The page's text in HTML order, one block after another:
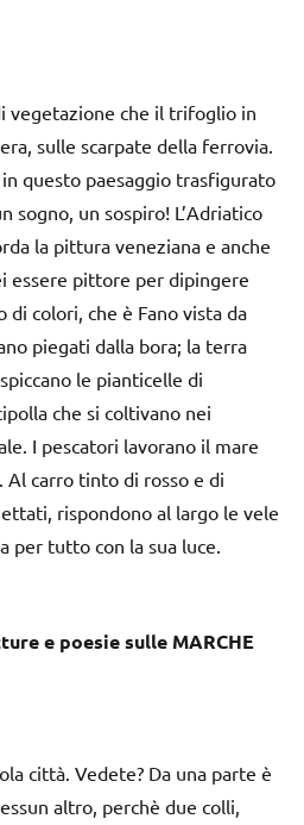
vegetazione che il trifoglio in
sulle scarpate della ferrovia.
questo paesaggio trasfigurato
sogno, un sospiro! L’Adriatico
la pittura veneziana e anche
essere pittore per dipingere
di colori, che è Fano vista da
piegati dalla bora; la terra
le pianticelle di
che si coltivano nei
I pescatori lavorano il mare
carro tinto di rosso e di
rispondono al largo le vele
per tutto con la sua luce.
e poesie sulle MARCHE
città. Vedete? Da una parte è
altro, perchè due colli,